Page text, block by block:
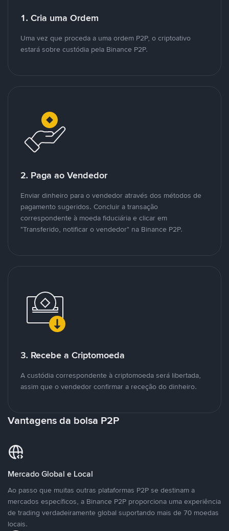
1. Cria uma Ordem
Uma vez que proceda a uma ordem P2P, o criptoativo
estará sobre custódia pela Binance P2P.
2. Paga ao Vendedor
Enviar dinheiro para o vendedor através dos métodos de
pagamento sugeridos. Concluir a transação
correspondente à moeda fiduciária e clicar em
"Transferido, notificar o vendedor" na Binance P2P.
3. Recebe a Criptomoeda
A custódia correspondente à criptomoeda será libertada,
assim que o vendedor confirmar a receção do dinheiro.
Vantagens da bolsa P2P
Mercado Global e Local
Ao passo que muitas outras plataformas P2P se destinam a
mercados específicos, a Binance P2P proporciona uma experiência
de trading verdadeiramente global suportando mais de 70 moedas
locais.